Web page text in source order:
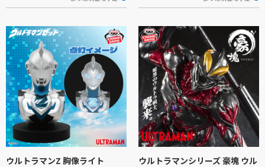
ウルトラマンZ 胸像ライト
ウルトラマンシリーズ 豪塊 ウル